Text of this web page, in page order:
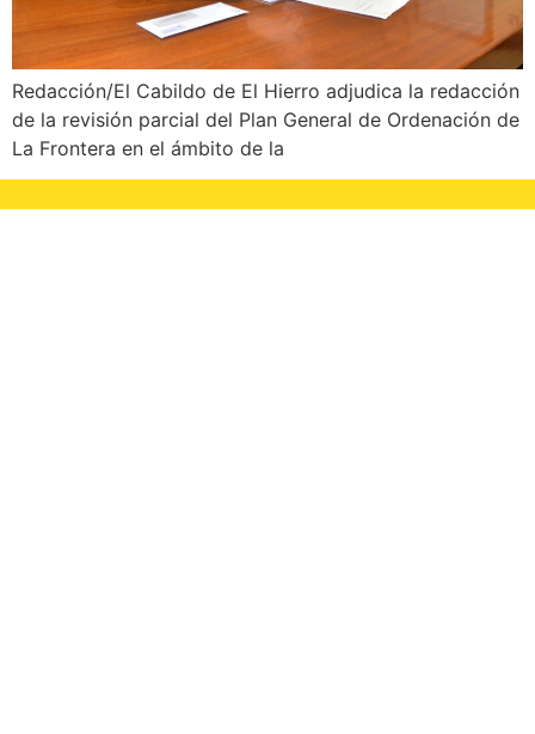
Redacción/El Cabildo de El Hierro adjudica la redacción
de la revisión parcial del Plan General de Ordenación de
La Frontera en el ámbito de la